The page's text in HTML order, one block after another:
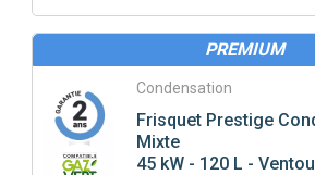
PREMIUM
Condensation
Frisquet Prestige
Mixte
45 kW - 120 L -